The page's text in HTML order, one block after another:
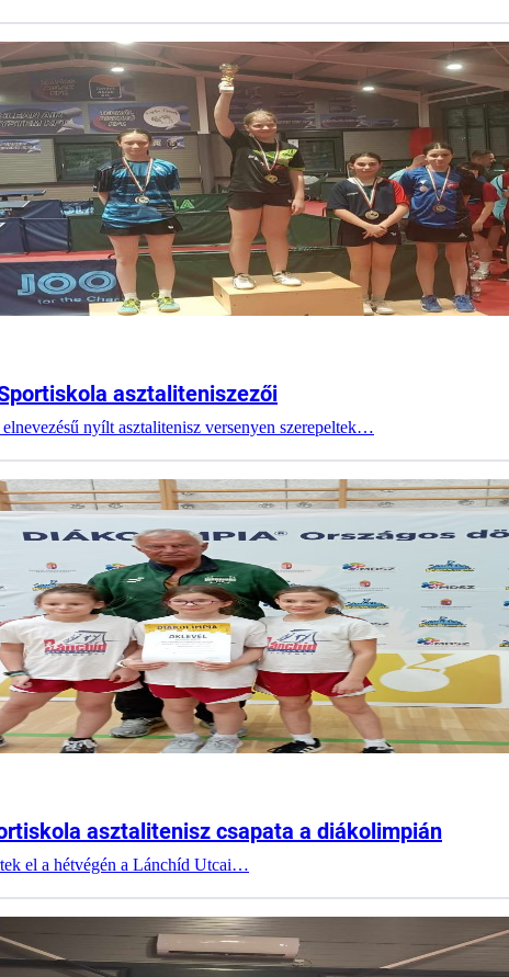
asztaliteniszezői
nyílt asztalitenisz versenyen szerepeltek…
asztalitenisz csapata a diákolimpián
el a hétvégén a Lánchíd Utcai…